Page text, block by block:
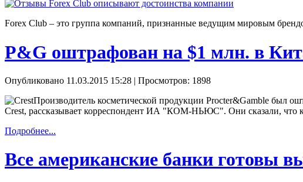
Forex Сlub – это группа компаний, признанные ведущим мировым
P&G оштрафован на $1 млн. в
Опубликовано 11.03.2015 15:28 | Просмотров: 1898
Производитель косметической продукции Procter&Gamble был
Crest, рассказывает корреспондент ИА "КОМ-НЬЮС". Они сказали, что
Подробнее...
Все американские банки готовы